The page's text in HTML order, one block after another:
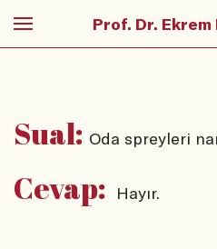
Prof. Dr.
Sual: Oda spreyleri
Cevap: Hayır.